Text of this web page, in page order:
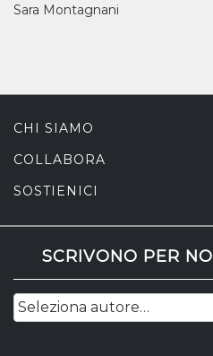
Sara Montagnani
CHI SIAMO
COLLABORA
SOSTIENICI
SCRIVONO PER